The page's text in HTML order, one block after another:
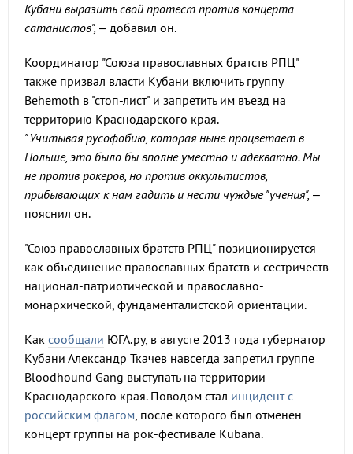
Кубани выразить свой протест против концерта
сатанистов", – добавил он.
Координатор "Союза православных братств РПЦ"
также призвал власти Кубани включить группу
Behemoth в "стоп-лист" и запретить им въезд на
территорию Краснодарского края.
"Учитывая русофобию, которая ныне процветает в
Польше, это было бы вполне уместно и адекватно. Мы
не против рокеров, но против оккультистов,
прибывающих к нам гадить и нести чуждые "учения", –
пояснил он.
"Союз православных братств РПЦ" позиционируется
как объединение православных братств и сестричеств
национал-патриотической и православно-
монархической, фундаменталистской ориентации.
Как сообщали ЮГА.ру, в августе 2013 года губернатор
Кубани Александр Ткачев навсегда запретил группе
Bloodhound Gang выступать на территории
Краснодарского края. Поводом стал инцидент с
российским флагом, после которого был отменен
концерт группы на рок-фестивале Kubana.